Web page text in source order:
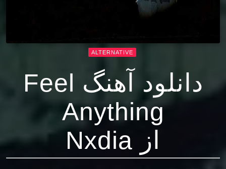
ALTERNATIVE
دانلود آهنگ Feel
Anything
از Nxdia